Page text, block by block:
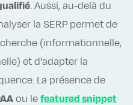
. Aussi, au-delà du
la SERP permet de
(informationnelle,
et d'adapter la
La présence de
ou le featured snippet